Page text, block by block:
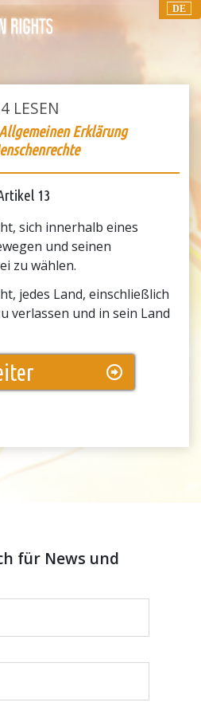
DE
LESEN
Erklärung
13
sich innerhalb eines
und seinen
zu wählen.
jedes Land, einschließlich
verlassen und in sein Land
für News und